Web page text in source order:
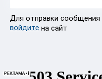
Для отправки сообщения
войдите на сайт